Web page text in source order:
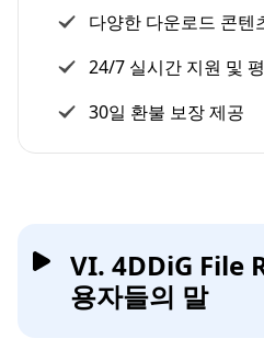
다양한 다운로드 콘텐
24/7 실시간 지원 및
30일 환불 보장 제공
VI. 4DDiG File
용자들의 말